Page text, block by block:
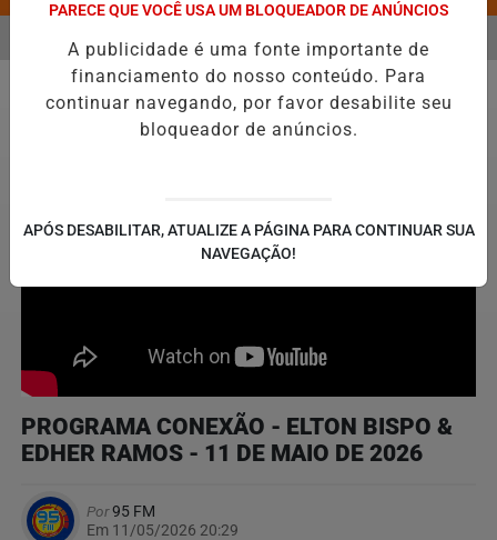
DE FIGURAR ENTRE AS CINCO CIDADES MAIS VIOLENTAS DO
EM ALTA
MENU
Vídeos
PROGRAMA CONEXÃO - ELTON BISPO &
EDHER RAMOS - 11 DE MAIO DE 2026
Por95 FM
Em 11/05/2026 20:29
PARECE QUE VOCÊ USA UM BLOQUEADOR DE ANÚNCIOS
A publicidade é uma fonte importante de
financiamento do nosso conteúdo. Para
continuar navegando, por favor desabilite seu
bloqueador de anúncios.
APÓS DESABILITAR, ATUALIZE A PÁGINA PARA CONTINUAR SUA
NAVEGAÇÃO!